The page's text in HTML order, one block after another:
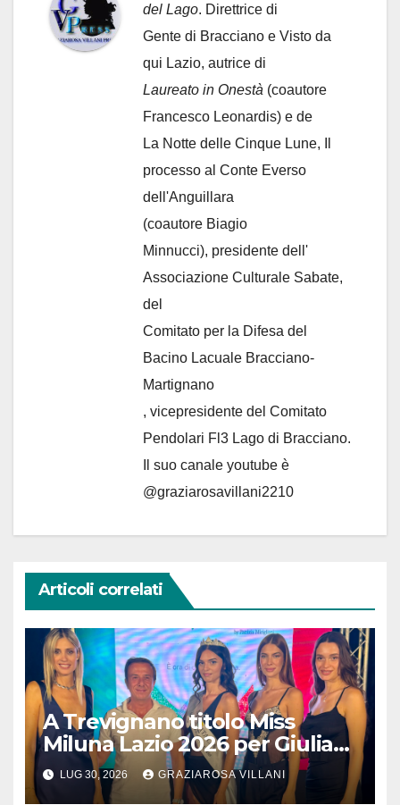
del Lago. Direttrice di
Gente di Bracciano e Visto da
qui Lazio, autrice di
Laureato in Onestà (coautore
Francesco Leonardis) e de
La Notte delle Cinque Lune, Il
processo al Conte Everso
dell'Anguillara
(coautore Biagio
Minnucci), presidente dell'
Associazione Culturale Sabate,
del
Comitato per la Difesa del
Bacino Lacuale Bracciano-
Martignano
, vicepresidente del Comitato
Pendolari Fl3 Lago di Bracciano.
Il suo canale youtube è
@graziarosavillani2210
Articoli correlati
A Trevignano titolo Miss
Miluna Lazio 2026 per Giulia
Colace 24enne di Centocelle
LUG 30, 2026 GRAZIAROSA VILLANI